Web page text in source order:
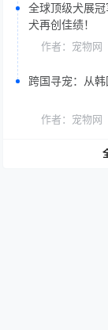
全球顶级犬展
犬再创佳绩！
作者： 宠物网
跨国寻宠：从
作者： 宠物网